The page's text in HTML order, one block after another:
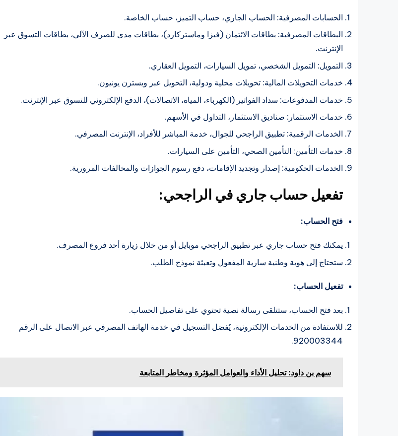
الحسابات المصرفية: الحساب الجاري، حساب التميز، حساب الخاصة.
البطاقات المصرفية: بطاقات الائتمان (فيزا وماستركارد)، بطاقات مدى للصرف الآلي، بطاقات التسوق عبر
الإنترنت.
التمويل: التمويل الشخصي، تمويل السيارات، التمويل العقاري.
خدمات التحويلات المالية: تحويلات محلية ودولية، التحويل عبر ويسترن يونيون.
خدمات المدفوعات: سداد الفواتير (الكهرباء، المياه، الاتصالات)، الدفع الإلكتروني للتسوق عبر الإنترنت.
خدمات الاستثمار: صناديق الاستثمار، التداول في الأسهم.
الخدمات الرقمية: تطبيق الراجحي للجوال، خدمة المباشر للأفراد، الإنترنت المصرفي.
خدمات التأمين: التأمين الصحي، التأمين على السيارات.
الخدمات الحكومية: إصدار وتجديد الإقامات، دفع رسوم الجوازات والمخالفات المرورية.
تفعيل حساب جاري في الراجحي:
فتح الحساب:
يمكنك فتح حساب جاري عبر تطبيق الراجحي موبايل أو من خلال زيارة أحد فروع المصرف.
ستحتاج إلى هوية وطنية سارية المفعول وتعبئة نموذج الطلب.
تفعيل الحساب:
بعد فتح الحساب، ستتلقى رسالة نصية تحتوي على تفاصيل الحساب.
للاستفادة من الخدمات الإلكترونية، يُفضل التسجيل في خدمة الهاتف المصرفي عبر الاتصال على الرقم
920003344.
سهم بن داود: تحليل الأداء والعوامل المؤثرة ومخاطر المتابعة